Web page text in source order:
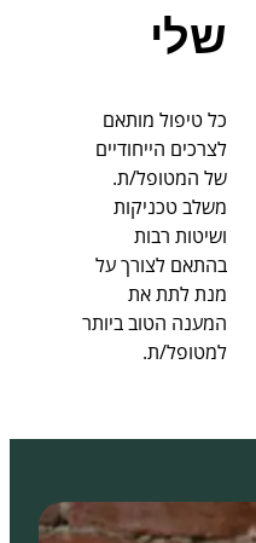
שלי
כל טיפול מותאם
לצרכים הייחודיים
של המטופל/ת.
משלב טכניקות
ושיטות רבות
בהתאם לצורך על
מנת לתת את
המענה הטוב ביותר
למטופל/ת.